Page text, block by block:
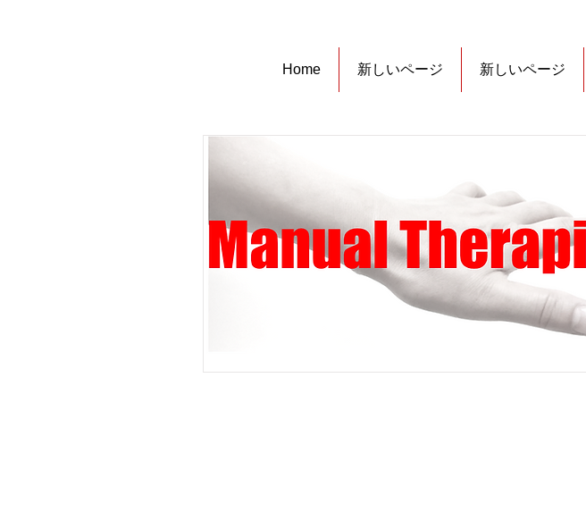
Home 新しいページ 新しいページ